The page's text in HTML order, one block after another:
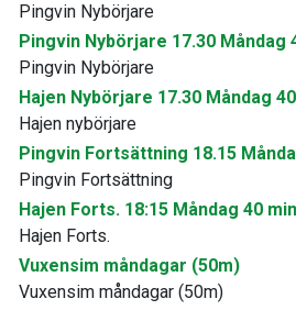
Pingvin Nybörjare
Pingvin Nybörjare 17.30 Måndag
Pingvin Nybörjare
Hajen Nybörjare 17.30 Måndag
Hajen nybörjare
Pingvin Fortsättning 18.15
Pingvin Fortsättning
Hajen Forts. 18:15 Måndag 40 min
Hajen Forts.
Vuxensim måndagar (50m)
Vuxensim måndagar (50m)